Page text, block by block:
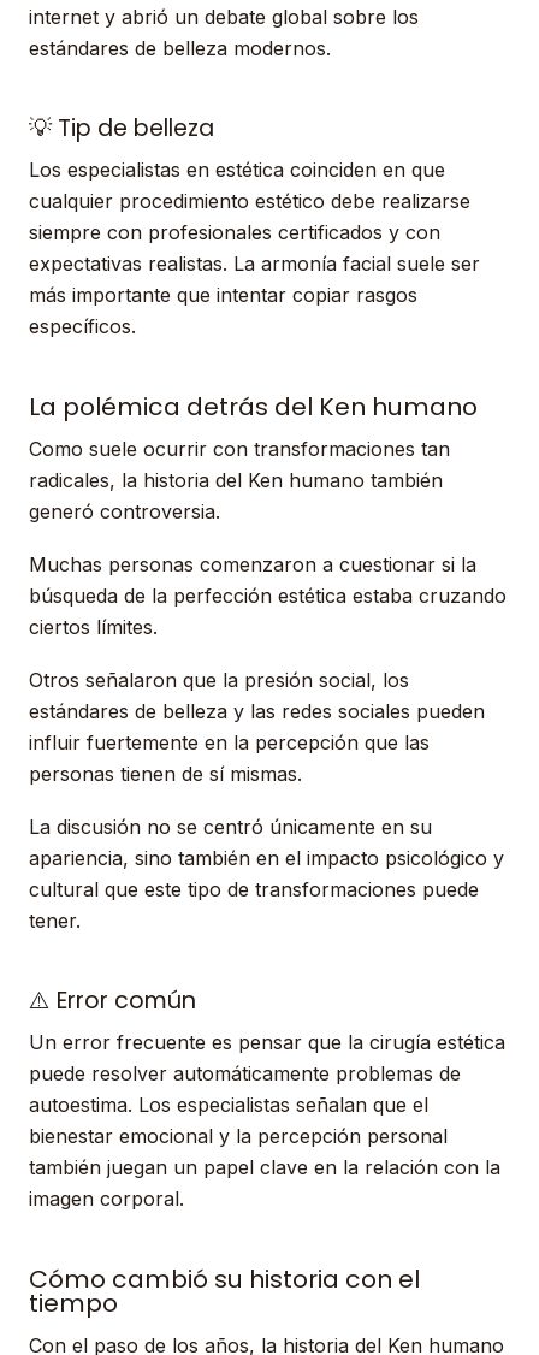
internet y abrió un debate global sobre los
estándares de belleza modernos.
💡 Tip de belleza
Los especialistas en estética coinciden en que
cualquier procedimiento estético debe realizarse
siempre con profesionales certificados y con
expectativas realistas. La armonía facial suele ser
más importante que intentar copiar rasgos
específicos.
La polémica detrás del Ken humano
Como suele ocurrir con transformaciones tan
radicales, la historia del Ken humano también
generó controversia.
Muchas personas comenzaron a cuestionar si la
búsqueda de la perfección estética estaba cruzando
ciertos límites.
Otros señalaron que la presión social, los
estándares de belleza y las redes sociales pueden
influir fuertemente en la percepción que las
personas tienen de sí mismas.
La discusión no se centró únicamente en su
apariencia, sino también en el impacto psicológico y
cultural que este tipo de transformaciones puede
tener.
⚠️ Error común
Un error frecuente es pensar que la cirugía estética
puede resolver automáticamente problemas de
autoestima. Los especialistas señalan que el
bienestar emocional y la percepción personal
también juegan un papel clave en la relación con la
imagen corporal.
Cómo cambió su historia con el
tiempo
Con el paso de los años, la historia del Ken humano